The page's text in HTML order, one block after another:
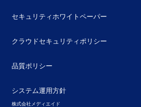
株式会社メディエイド
セキュリティホワイトペーパー
クラウドセキュリティポリシー
品質ポリシー
システム運用方針